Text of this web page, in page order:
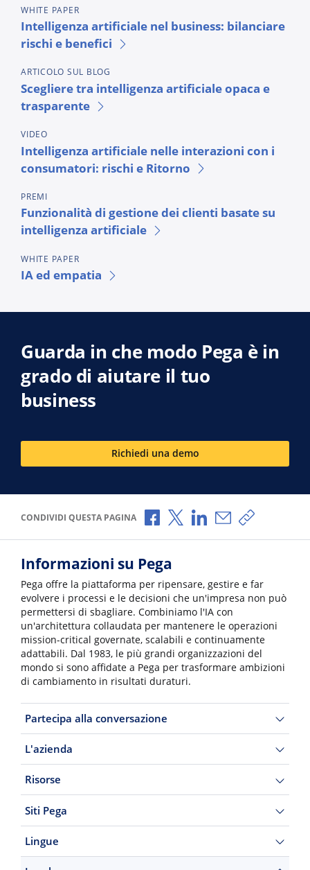
WHITE PAPER
Intelligenza artificiale nel business: bilanciare
rischi e benefici
ARTICOLO SUL BLOG
Scegliere tra intelligenza artificiale opaca e
trasparente
VIDEO
Intelligenza artificiale nelle interazioni con i
consumatori: rischi e Ritorno
PREMI
Funzionalità di gestione dei clienti basate su
intelligenza artificiale
WHITE PAPER
IA ed empatia
Guarda in che modo Pega è in
grado di aiutare il tuo
business
Richiedi una demo
CONDIVIDI QUESTA PAGINA Condividi via Facebook
Condividi via X
Condividi via
Condividi via e-
Copia link
Informazioni su Pega
Pega offre la piattaforma per ripensare, gestire e far
evolvere i processi e le decisioni che un'impresa non può
permettersi di sbagliare. Combiniamo l'IA con
un'architettura collaudata per mantenere le operazioni
mission-critical governate, scalabili e continuamente
adattabili. Dal 1983, le più grandi organizzazioni del
mondo si sono affidate a Pega per trasformare ambizioni
di cambiamento in risultati duraturi.
Partecipa alla conversazione
L'azienda
Risorse
Siti Pega
Lingue